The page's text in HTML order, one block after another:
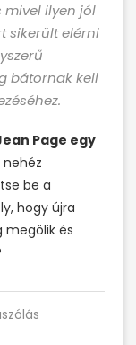
mivel ilyen jól
sikerült elérni
bátornak kell
Page egy
nehéz
be a
hogy újra
megölik és